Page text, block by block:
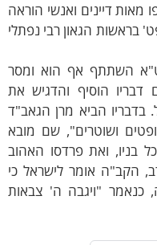
דיינים ואנשי הוראה
הגאון רבי נפתלי
השתתף אף הוא ומסר
הוסיף והדגיש את
הביא מרן הגאב"ד
ושוטרים", שם מובא
ואת פרדסו האהוב
אומר לישראל כי
"ויגבה ה' צבאות